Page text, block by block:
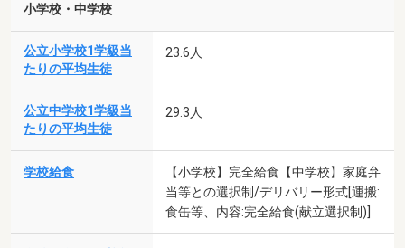
小学校・中学校
公立小学校1学級当
たりの平均生徒
23.6人
公立中学校1学級当
たりの平均生徒
29.3人
学校給食
【小学校】完全給食【中学校】家庭弁
当等との選択制/デリバリー形式[運搬:
食缶等、内容:完全給食(献立選択制)]